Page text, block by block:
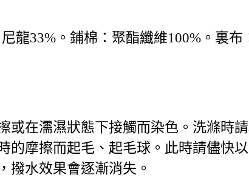
龍33%。鋪棉：聚酯纖維100%。裏
在濡濕狀態下接觸而染色。洗滌時
的摩擦而起毛、起毛球。此時請儘快
撥水效果會逐漸消失。